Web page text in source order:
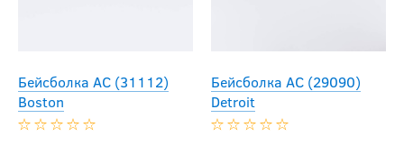
Бейсболка АС (31112)
Boston
Бейсболка АС (29090)
Detroit